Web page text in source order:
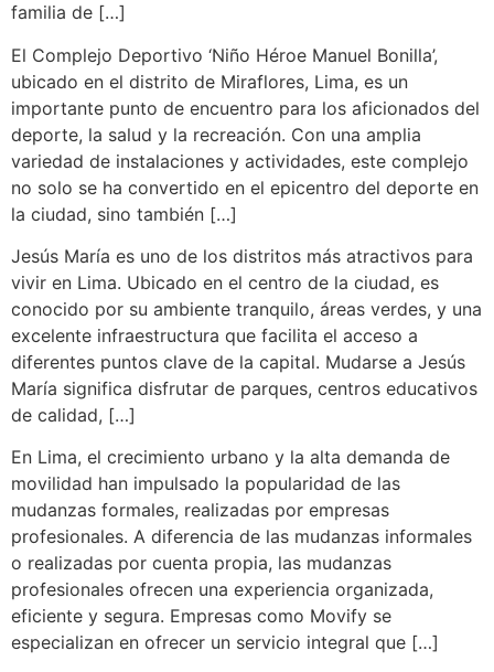
familia de […]
El Complejo Deportivo ‘Niño Héroe Manuel Bonilla’,
ubicado en el distrito de Miraflores, Lima, es un
importante punto de encuentro para los aficionados del
deporte, la salud y la recreación. Con una amplia
variedad de instalaciones y actividades, este complejo
no solo se ha convertido en el epicentro del deporte en
la ciudad, sino también […]
Jesús María es uno de los distritos más atractivos para
vivir en Lima. Ubicado en el centro de la ciudad, es
conocido por su ambiente tranquilo, áreas verdes, y una
excelente infraestructura que facilita el acceso a
diferentes puntos clave de la capital. Mudarse a Jesús
María significa disfrutar de parques, centros educativos
de calidad, […]
En Lima, el crecimiento urbano y la alta demanda de
movilidad han impulsado la popularidad de las
mudanzas formales, realizadas por empresas
profesionales. A diferencia de las mudanzas informales
o realizadas por cuenta propia, las mudanzas
profesionales ofrecen una experiencia organizada,
eficiente y segura. Empresas como Movify se
especializan en ofrecer un servicio integral que […]